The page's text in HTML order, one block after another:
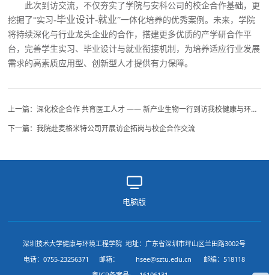
此次到访交流， 不仅夯实了学院与安科公司的校企合作基础，更
挖掘了“实习-毕业设计-就业”一体化培养的优秀案例。未来，学院
将持续深化与行业龙头企业的合作，搭建更多优质的产学研合作平
台，完善学生实习、毕业设计与就业衔接机制，为培养适应行业发展
需求的高素质应用型、创新型人才提供有力保障。
上一篇：深化校企合作 共育医工人才 —— 新产业生物一行到访我校健康与环境工程学院交流座谈
下一篇：我院赴麦格米特公司开展访企拓岗与校企合作交流
电脑版
深圳技术大学健康与环境工程学院 地址：广东省深圳市坪山区兰田路3002号
电话：0755-23256371
邮箱： hsee@sztu.edu.cn
邮编：518118